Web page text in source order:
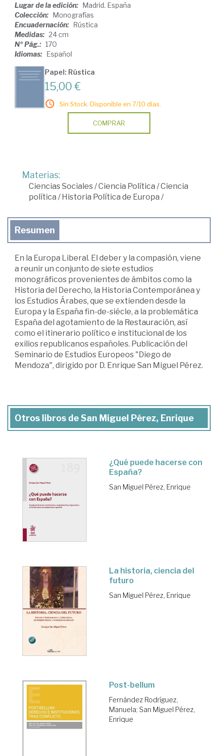
Lugar de la edición: Madrid. España
Colección: Monografías
Encuadernación: Rústica
Medidas: 24 cm
Nº Pág.: 170
Idiomas: Español
Papel: Rústica
15,00 €
Sin Stock. Disponible en 7/10 días.
COMPRAR
Materias:
Ciencias Sociales/Ciencia Política /Ciencia
política /Historia Política de Europa /
Resumen
En la Europa Liberal. El deber y la compasión, viene
a reunir un conjunto de siete estudios
monográficos provenientes de ámbitos como la
Historia del Derecho, la Historia Contemporánea y
los Estudios Árabes, que se extienden desde la
Europa y la España fin-de-siécle, a la problemática
España del agotamiento de la Restauración, así
como el itinerario político e institucional de los
exilios republicanos españoles. Publicación del
Seminario de Estudios Europeos "Diego de
Mendoza", dirigido por D. Enrique San Miguel Pérez.
Otros libros de San Miguel Pérez, Enrique
¿Qué puede hacerse con
España?
San Miguel Pérez, Enrique
La historia, ciencia del
futuro
San Miguel Pérez, Enrique
Post-bellum
Fernández Rodríguez,
Manuela; San Miguel Pérez,
Enrique